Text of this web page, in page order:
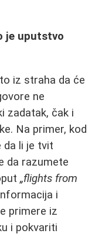
je uputstvo
iz straha da će
ne
zadatak, čak i
Na primer, kod
da li je tvit
da razumete
„flights from
i
primere iz
i pokvariti